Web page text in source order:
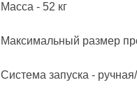
Масса - 52 кг
Максимальный размер
Система запуска -